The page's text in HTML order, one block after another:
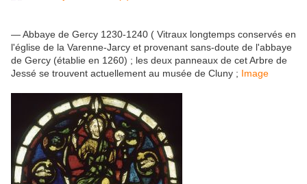
— Abbaye de Gercy 1230-1240 ( Vitraux longtemps conservés en
l'église de la Varenne-Jarcy et provenant sans-doute de l'abbaye
de Gercy (établie en 1260) ; les deux panneaux de cet Arbre de
Jessé se trouvent actuellement au musée de Cluny ; Image